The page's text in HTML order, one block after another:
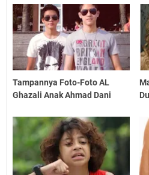
Tampannya Foto-Foto AL
Ghazali Anak Ahmad Dani